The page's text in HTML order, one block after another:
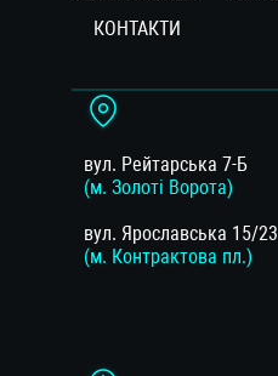
КОНТАКТИ
вул. Рейтарська 7-Б
(м. Золоті Ворота)
вул. Ярославська 15/23
(м. Контрактова пл.)